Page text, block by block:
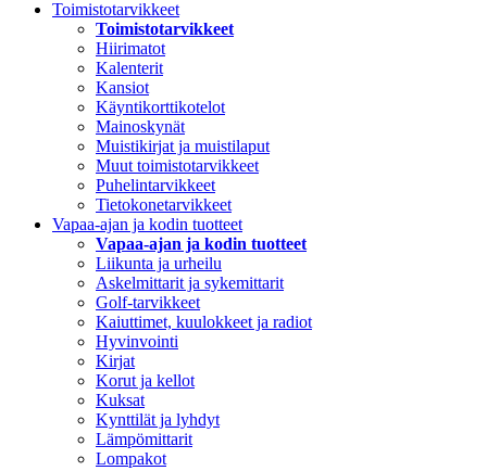
Toimistotarvikkeet
Toimistotarvikkeet
Hiirimatot
Kalenterit
Kansiot
Käyntikorttikotelot
Mainoskynät
Muistikirjat ja muistilaput
Muut toimistotarvikkeet
Puhelintarvikkeet
Tietokonetarvikkeet
Vapaa-ajan ja kodin tuotteet
Vapaa-ajan ja kodin tuotteet
Liikunta ja urheilu
Askelmittarit ja sykemittarit
Golf-tarvikkeet
Kaiuttimet, kuulokkeet ja radiot
Hyvinvointi
Kirjat
Korut ja kellot
Kuksat
Kynttilät ja lyhdyt
Lämpömittarit
Lompakot